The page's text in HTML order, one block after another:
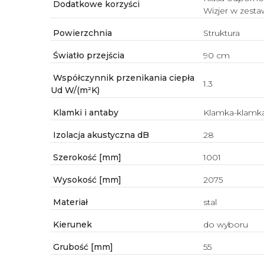
Dodatkowe korzyści
Wizjer w
Powierzchnia Struktura
Światło przejścia 90 cm
Współczynnik przenikania ciepła
Ud W/(m²K)
1.3
Klamki i antaby Klamka-
Izolacja akustyczna dB 28
Szerokość [mm] 1001
Wysokość [mm] 2075
Materiał stal
Kierunek do wyboru
Grubość [mm] 55